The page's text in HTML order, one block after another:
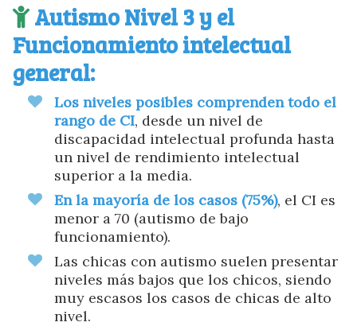
Autismo Nivel 3 y el
Funcionamiento intelectual
general:
Los niveles posibles comprenden todo el
rango de CI, desde un nivel de
discapacidad intelectual profunda hasta
un nivel de rendimiento intelectual
superior a la media.
En la mayoría de los casos (75%), el CI es
menor a 70 (autismo de bajo
funcionamiento).
Las chicas con autismo suelen presentar
niveles más bajos que los chicos, siendo
muy escasos los casos de chicas de alto
nivel.